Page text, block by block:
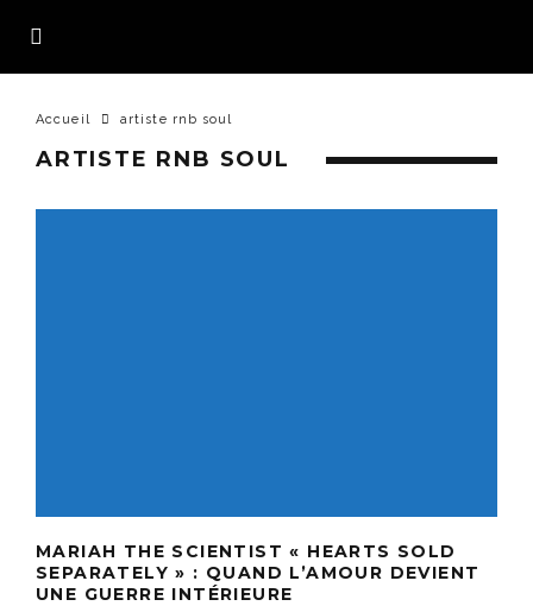
Accueil artiste rnb soul
ARTISTE RNB SOUL
MARIAH THE SCIENTIST « HEARTS SOLD
SEPARATELY » : QUAND L’AMOUR DEVIENT
UNE GUERRE INTÉRIEURE